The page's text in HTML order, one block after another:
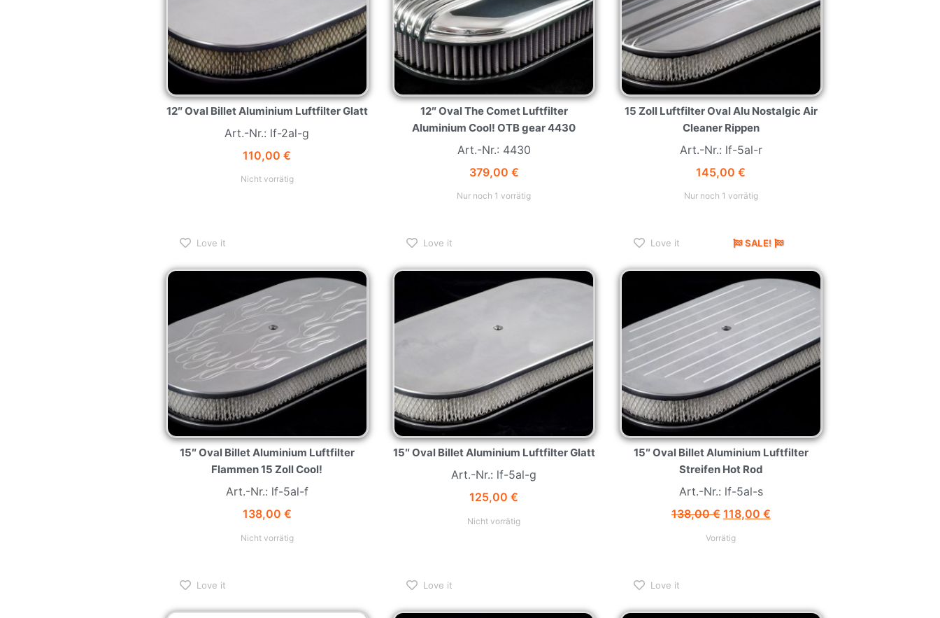
12″ Oval Billet Aluminium Luftfilter Glatt
Art.-Nr.: lf-2al-g
110,00€
Nicht vorrätig
12″ Oval The Comet Luftfilter
Aluminium Cool! OTB gear 4430
Art.-Nr.: 4430
379,00 €
Nur noch 1 vorrätig
15 Zoll Luftfilter Oval Alu Nostalgic Air
Cleaner Rippen
Art.-Nr.: lf-5al-r
145,00€
Nur noch 1 vorrätig
Love it
15″ Oval Billet Aluminium Luftfilter
Flammen 15 Zoll Cool!
Art.-Nr.: lf-5al-f
138,00 €
Nicht vorrätig
Love it
15″ Oval Billet Aluminium Luftfilter Glatt
Art.-Nr.: lf-5al-g
125,00€
Nicht vorrätig
Love it SALE!
15″ Oval Billet Aluminium Luftfilter
Streifen Hot Rod
Art.-Nr.: lf-5al-s
138,00€ 118,00 €
Vorrätig
Love it Love it Love it